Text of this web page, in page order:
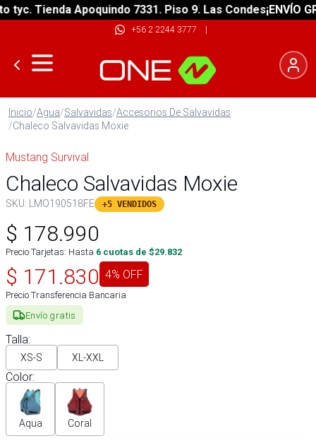
Tienda Apoquindo 7331. Piso 9. Las Condes¡ENVÍO
+56 2 2244 3777 |
Inicio/Agua/Salvavidas/Accesorios De Salvavidas
/Chaleco Salvavidas Moxie
Mustang Survival
Chaleco Salvavidas Moxie
SKU: LMO190518FE +5 VENDIDOS
$ 178.990
Precio Tarjetas: Hasta 6 cuotas de $29.832
$ 171.830 4% OFF
Precio Transferencia Bancaria
Envío gratis
Talla:
XS-S XL-XXL
Color:
Aqua Coral